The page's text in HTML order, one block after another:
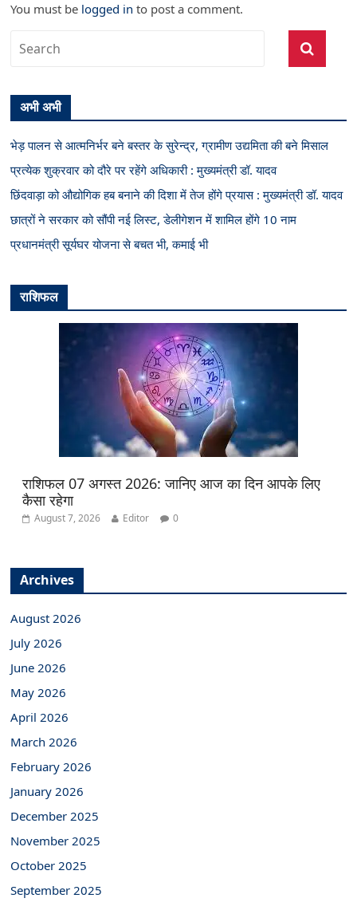
You must be logged in to post a comment.
अभी अभी
भेड़ पालन से आत्मनिर्भर बने बस्तर के सुरेन्द्र, ग्रामीण उद्यमिता की बने मिसाल
प्रत्येक शुक्रवार को दौरे पर रहेंगे अधिकारी : मुख्यमंत्री डॉ. यादव
छिंदवाड़ा को औद्योगिक हब बनाने की दिशा में तेज होंगे प्रयास : मुख्यमंत्री डॉ. यादव
छात्रों ने सरकार को सौंपी नई लिस्ट, डेलीगेशन में शामिल होंगे 10 नाम
प्रधानमंत्री सूर्यघर योजना से बचत भी, कमाई भी
राशिफल
राशिफल 07 अगस्त 2026: जानिए आज का दिन आपके लिए
कैसा रहेगा
August 7, 2026 Editor 0
Archives
August 2026
July 2026
June 2026
May 2026
April 2026
March 2026
February 2026
January 2026
December 2025
November 2025
October 2025
September 2025